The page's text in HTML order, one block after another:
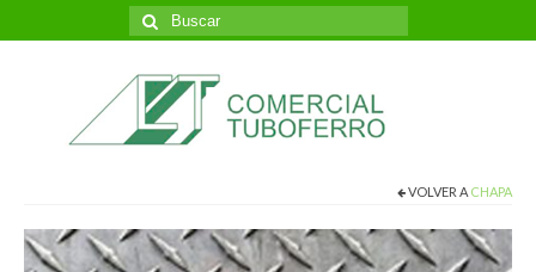
Buscar
por:
VOLVER A CHAPA